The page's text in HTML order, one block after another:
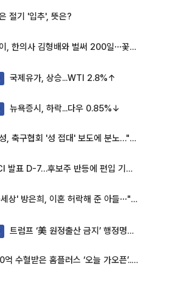
절기 '입추', 뜻은?
아옳이, 한의사 김형배와 벌써 200일⋯꽃다발 들고 "프러포즈 아냐"
국제유가, 상승...WTI 2.8%↑
뉴욕증시, 하락...다우 0.85%↓
박문성, 축구협회 '성 접대' 보도에 분노…"다 말아먹으려고 작정했나"
MSCI 발표 D-7…후보주 반등에 편입 기대 재점화
'특종세상' 방은희, 이혼 허락해 준 아들⋯"너무 잘 커줬다" 오열
트럼프 ‘美 원정출산 금지’ 행정명령 서명
2000억 수혈받은 홈플러스 ‘오늘 가오픈’...13일 정식 개장 시험대